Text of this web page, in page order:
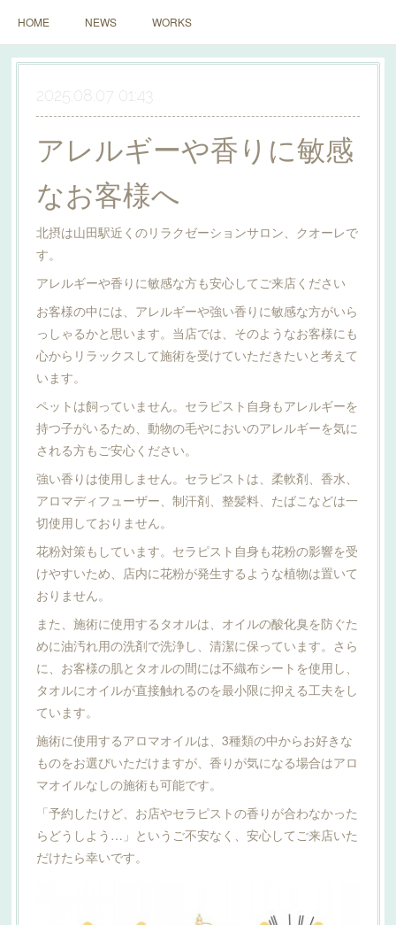
HOME NEWS WORKS
2025.08.07 01:43
アレルギーや香りに敏感
なお客様へ
北摂は山田駅近くのリラクゼーションサロン、クオーレで
す。
アレルギーや香りに敏感な方も安心してご来店ください
お客様の中には、アレルギーや強い香りに敏感な方がいら
っしゃるかと思います。当店では、そのようなお客様にも
心からリラックスして施術を受けていただきたいと考えて
います。
ペットは飼っていません。セラピスト自身もアレルギーを
持つ子がいるため、動物の毛やにおいのアレルギーを気に
される方もご安心ください。
強い香りは使用しません。セラピストは、柔軟剤、香水、
アロマディフューザー、制汗剤、整髪料、たばこなどは一
切使用しておりません。
花粉対策もしています。セラピスト自身も花粉の影響を受
けやすいため、店内に花粉が発生するような植物は置いて
おりません。
また、施術に使用するタオルは、オイルの酸化臭を防ぐた
めに油汚れ用の洗剤で洗浄し、清潔に保っています。さら
に、お客様の肌とタオルの間には不織布シートを使用し、
タオルにオイルが直接触れるのを最小限に抑える工夫をし
ています。
施術に使用するアロマオイルは、3種類の中からお好きな
ものをお選びいただけますが、香りが気になる場合はアロ
マオイルなしの施術も可能です。
「予約したけど、お店やセラピストの香りが合わなかった
らどうしよう…」というご不安なく、安心してご来店いた
だけたら幸いです。